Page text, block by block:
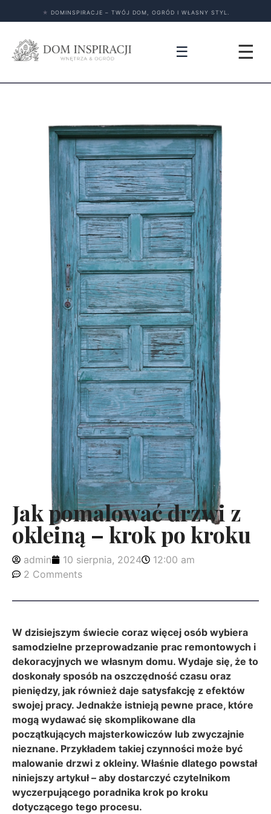
★ DOMINSPIRACJE – TWÓJ DOM, OGRÓD I WŁASNY STYL.
☰ ☰
Jak pomalować drzwi z
okleiną – krok po kroku
admin 10 sierpnia, 2024
12:00 am
2 Comments
W dzisiejszym świecie coraz więcej osób wybiera
samodzielne przeprowadzanie prac remontowych i
dekoracyjnych we własnym domu. Wydaje się, że to
doskonały sposób na oszczędność czasu oraz
pieniędzy, jak również daje satysfakcję z efektów
swojej pracy. Jednakże istnieją pewne prace, które
mogą wydawać się skomplikowane dla
początkujących majsterkowiczów lub zwyczajnie
nieznane. Przykładem takiej czynności może być
malowanie drzwi z okleiny. Właśnie dlatego powstał
niniejszy artykuł – aby dostarczyć czytelnikom
wyczerpującego poradnika krok po kroku
dotyczącego tego procesu.